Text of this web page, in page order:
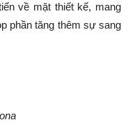
về mặt thiết kế, mang
phần tăng thêm sự sang